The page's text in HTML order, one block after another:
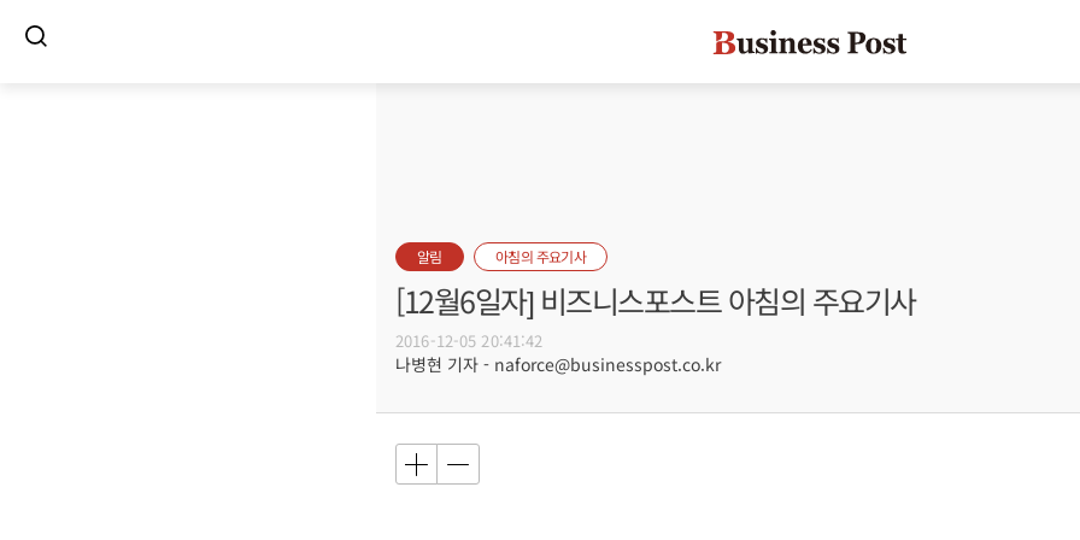
알림 아침의 주요기사
[12월6일자] 비즈니스포스트 아침의 주요기사
2016-12-05 20:41:42
나병현 기자 - naforce@businesspost.co.kr